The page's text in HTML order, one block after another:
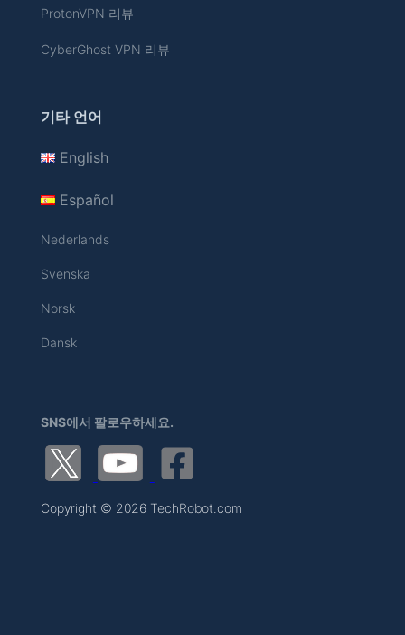
ProtonVPN 리뷰
CyberGhost VPN 리뷰
기타 언어
English
Español
Nederlands
Svenska
Norsk
Dansk
SNS에서 팔로우하세요.
Copyright © 2026 TechRobot.com